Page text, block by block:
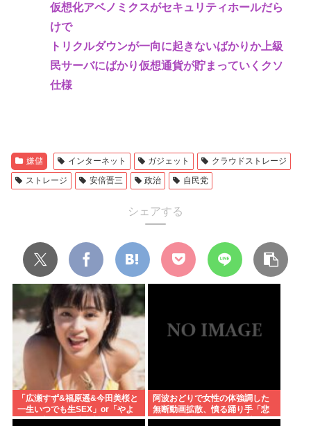
仮想化アベノミクスがセキュリティホールだら
けで
トリクルダウンが一向に起きないばかりか上級
民サーバにばかり仮想通貨が貯まっていくクソ
仕様
嫌儲 インターネット ガジェット
クラウドストレージ
ストレージ
安倍晋三 政治 自民党
シェアする
「広瀬すず&福原遥&今田美桜と
一生いつでも生SEX」or「やよ
い軒&大戸屋 一生無料」www
阿波おどりで女性の体強調した
無断動画拡散、憤る踊り手「悲
しいし気持ち悪い」…悪質なケ